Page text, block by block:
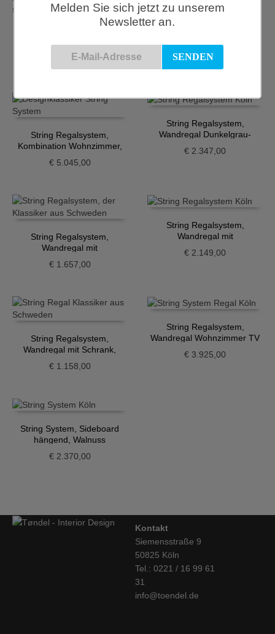
Kombination Wohnzimmer
Weiß
4.830,00
Kombination Wohnzimmer,
beige-weiss
€3.506,00
String Regalsystem,
Kombination Wohnzimmer,
€5.045,00
String Regalsystem,
Wandregal Dunkelgrau-
Walnuss
€ 2.347,00
String Regalsystem,
Wandregal mit
€1.657,00
String Regalsystem,
Wandregal mit
Aufbewahrung, Walnuss
€ 2.149,00
String Regalsystem,
Wandregal mit Schrank,
€1.158,00
String Regalsystem,
Wandregal Wohnzimmer TV
€ 3.925,00
String System, Sideboard
hängend, Walnuss
€2.370,00
Kontakt
Siemensstraße 9
50825 Köln
Tel.: 0221 / 16 99 61
31
info@toendel.de
Melden Sie sich jetzt zu unserem
Newsletter an.